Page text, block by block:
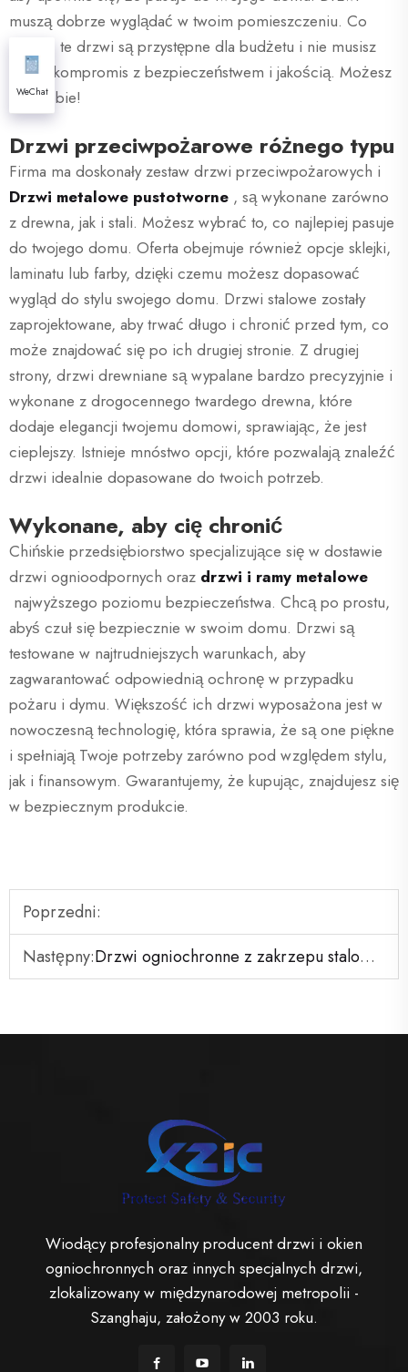
muszą dobrze wyglądać w twoim pomieszczeniu. Co
więcej, te drzwi są przystępne dla budżetu i nie musisz
iść na kompromis z bezpieczeństwem i jakością. Możesz
mieć obie!
Drzwi przeciwpożarowe różnego typu
Firma ma doskonały zestaw drzwi przeciwpożarowych i
Drzwi metalowe pustotworne , są wykonane zarówno
z drewna, jak i stali. Możesz wybrać to, co najlepiej pasuje
do twojego domu. Oferta obejmuje również opcje sklejki,
laminatu lub farby, dzięki czemu możesz dopasować
wygląd do stylu swojego domu. Drzwi stalowe zostały
zaprojektowane, aby trwać długo i chronić przed tym, co
może znajdować się po ich drugiej stronie. Z drugiej
strony, drzwi drewniane są wypalane bardzo precyzyjnie i
wykonane z drogocennego twardego drewna, które
dodaje elegancji twojemu domowi, sprawiając, że jest
cieplejszy. Istnieje mnóstwo opcji, które pozwalają znaleźć
drzwi idealnie dopasowane do twoich potrzeb.
Wykonane, aby cię chronić
Chińskie przedsiębiorstwo specjalizujące się w dostawie
drzwi ognioodpornych oraz drzwi i ramy metalowe
najwyższego poziomu bezpieczeństwa. Chcą po prostu,
abyś czuł się bezpiecznie w swoim domu. Drzwi są
testowane w najtrudniejszych warunkach, aby
zagwarantować odpowiednią ochronę w przypadku
pożaru i dymu. Większość ich drzwi wyposażona jest w
nowoczesną technologię, która sprawia, że są one piękne
i spełniają Twoje potrzeby zarówno pod względem stylu,
jak i finansowym. Gwarantujemy, że kupując, znajdujesz się
w bezpiecznym produkcie.
Poprzedni:
Następny:Drzwi ogniochronne z zakrzepu stalowego certyfikowanego przez UL, styl, rozmiar i kolor na zamówienie
Wiodący profesjonalny producent drzwi i okien
ogniochronnych oraz innych specjalnych drzwi,
zlokalizowany w międzynarodowej metropolii -
Szanghaju, założony w 2003 roku.
WeChat